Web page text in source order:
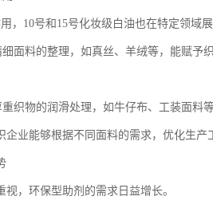
，10号和15号化妆级白油也在特定领域展
面料的整理，如真丝、羊绒等，能赋予
织物的润滑处理，如牛仔布、工装面料
业能够根据不同面料的需求，优化生产
，环保型助剂的需求日益增长。